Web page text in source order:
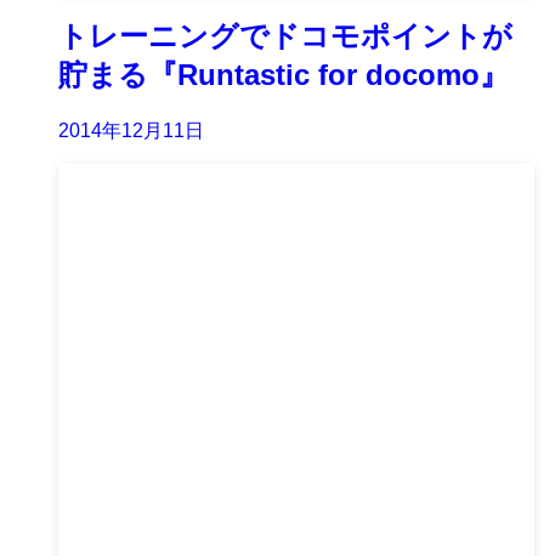
トレーニングでドコモポイントが
貯まる『Runtastic for docomo』
2014年12月11日